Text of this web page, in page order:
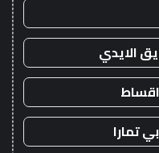
الايدي
تمارا